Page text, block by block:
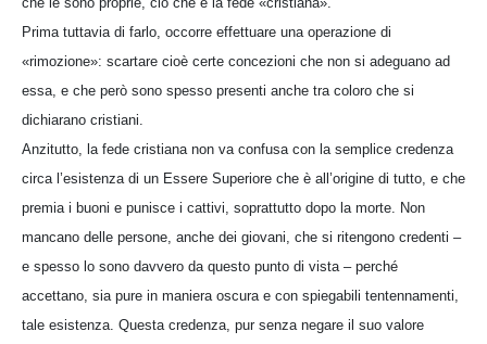
Prima tuttavia di farlo, occorre effettuare una operazione di
«rimozione»: scartare cioè certe concezioni che non si adeguano ad
essa, e che però sono spesso presenti anche tra coloro che si
dichiarano cristiani.
Anzitutto, la fede cristiana non va confusa con la semplice credenza
circa l’esistenza di un Essere Superiore che è all’origine di tutto, e che
premia i buoni e punisce i cattivi, soprattutto dopo la morte. Non
mancano delle persone, anche dei giovani, che si ritengono credenti –
e spesso lo sono davvero da questo punto di vista – perché
accettano, sia pure in maniera oscura e con spiegabili tentennamenti,
tale esistenza. Questa credenza, pur senza negare il suo valore